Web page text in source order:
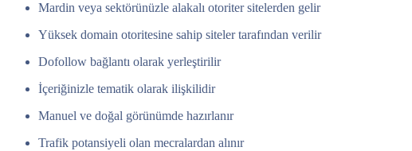
Mardin veya sektörünüzle alakalı otoriter sitelerden gelir
Yüksek domain otoritesine sahip siteler tarafından verilir
Dofollow bağlantı olarak yerleştirilir
İçeriğinizle tematik olarak ilişkilidir
Manuel ve doğal görünümde hazırlanır
Trafik potansiyeli olan mecralardan alınır